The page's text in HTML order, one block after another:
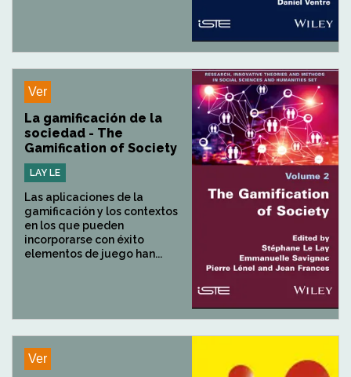
Ver
La gamificación de la
sociedad - The
Gamification of Society
LAY LE
Las aplicaciones de la
gamificación y los contextos
en los que pueden
incorporarse con éxito
elementos de juego han...
Ver